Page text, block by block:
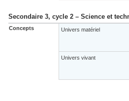
Secondaire 3, cycle 2 – Science et
Concepts Univers matériel
Univers vivant